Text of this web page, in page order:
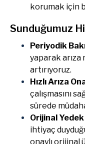
korumak için
Sunduğumuz
Periyodik
yaparak arıza
artırıyoruz.
Hızlı Arıza
çalışmasını
sürede
Orijinal
ihtiyaç
onaylı orijinal